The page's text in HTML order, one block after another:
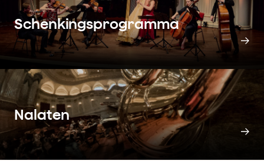
Schenkingsprogramma
Nalaten